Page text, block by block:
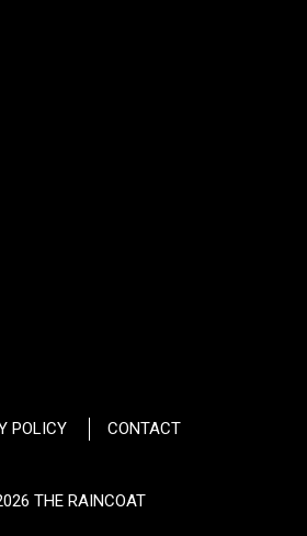
POLICY CONTACT
THE RAINCOAT